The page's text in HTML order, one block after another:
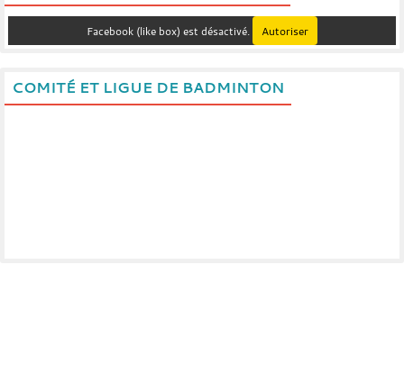
Facebook (like box) est désactivé. Autoriser
COMITÉ ET LIGUE DE BADMINTON